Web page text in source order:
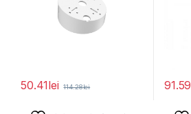
50.41lei 114.28lei 91.59